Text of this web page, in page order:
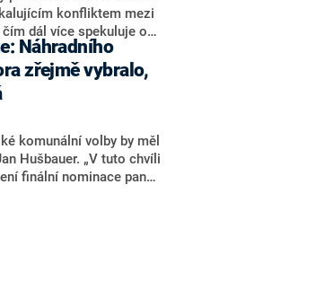
Spolu či promluvila o
konfliktem mezi
dál více spekuluje o
mohla vyslat současná
znovu vytahují
(ANO). Jak moc je
volbách 2028
z roku 2023?
Náhradního
zřejmě vybralo,
komunální volby by měl
Hušbauer. „V tuto chvíli
finální nominace pana
ANO,“ uvedl pro
ANO Martin
jako o